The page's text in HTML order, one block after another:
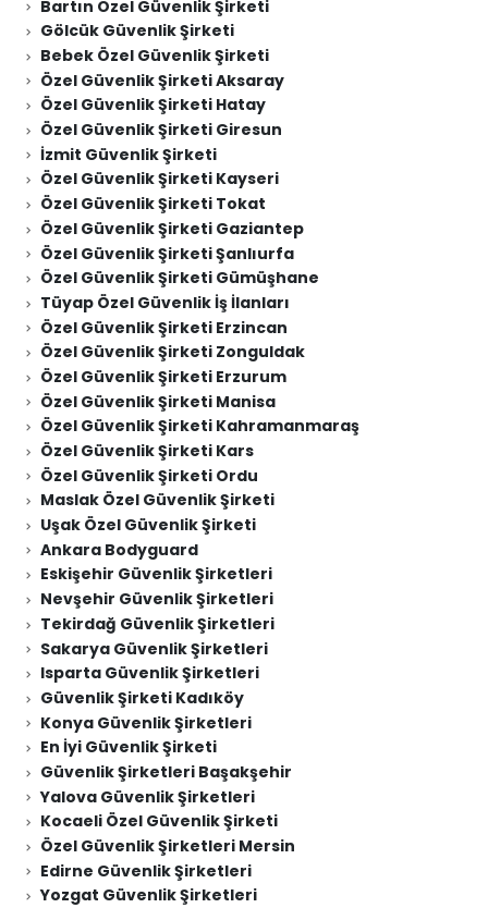
Bartın Özel Güvenlik Şirketi
Gölcük Güvenlik Şirketi
Bebek Özel Güvenlik Şirketi
Özel Güvenlik Şirketi Aksaray
Özel Güvenlik Şirketi Hatay
Özel Güvenlik Şirketi Giresun
İzmit Güvenlik Şirketi
Özel Güvenlik Şirketi Kayseri
Özel Güvenlik Şirketi Tokat
Özel Güvenlik Şirketi Gaziantep
Özel Güvenlik Şirketi Şanlıurfa
Özel Güvenlik Şirketi Gümüşhane
Tüyap Özel Güvenlik İş İlanları
Özel Güvenlik Şirketi Erzincan
Özel Güvenlik Şirketi Zonguldak
Özel Güvenlik Şirketi Erzurum
Özel Güvenlik Şirketi Manisa
Özel Güvenlik Şirketi Kahramanmaraş
Özel Güvenlik Şirketi Kars
Özel Güvenlik Şirketi Ordu
Maslak Özel Güvenlik Şirketi
Uşak Özel Güvenlik Şirketi
Ankara Bodyguard
Eskişehir Güvenlik Şirketleri
Nevşehir Güvenlik Şirketleri
Tekirdağ Güvenlik Şirketleri
Sakarya Güvenlik Şirketleri
Isparta Güvenlik Şirketleri
Güvenlik Şirketi Kadıköy
Konya Güvenlik Şirketleri
En İyi Güvenlik Şirketi
Güvenlik Şirketleri Başakşehir
Yalova Güvenlik Şirketleri
Kocaeli Özel Güvenlik Şirketi
Özel Güvenlik Şirketleri Mersin
Edirne Güvenlik Şirketleri
Yozgat Güvenlik Şirketleri